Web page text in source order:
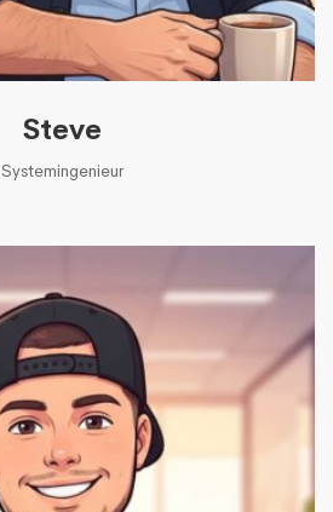
Steve
Systemingenieur